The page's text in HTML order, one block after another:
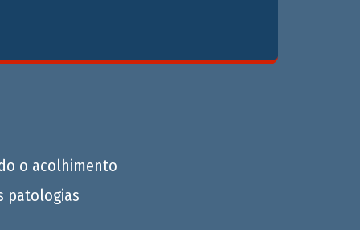
o acolhimento
patologias